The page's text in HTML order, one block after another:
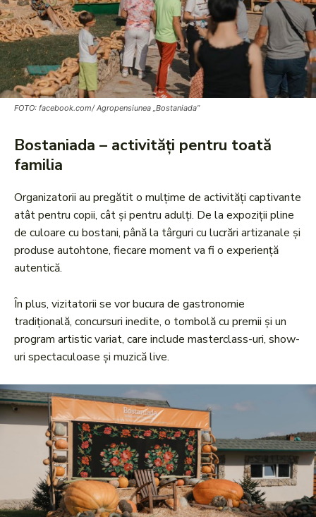
FOTO: facebook.com/ Agropensiunea „Bostaniada”
Bostaniada – activități pentru toată
familia
Organizatorii au pregătit o mulțime de activități captivante
atât pentru copii, cât și pentru adulți. De la expoziții pline
de culoare cu bostani, până la târguri cu lucrări artizanale și
produse autohtone, fiecare moment va fi o experiență
autentică.
În plus, vizitatorii se vor bucura de gastronomie
tradițională, concursuri inedite, o tombolă cu premii și un
program artistic variat, care include masterclass-uri, show-
uri spectaculoase și muzică live.